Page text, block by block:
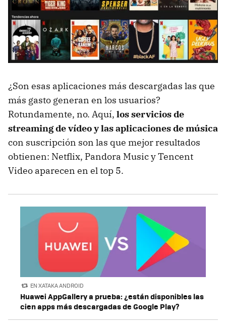
¿Son esas aplicaciones más descargadas las que
más gasto generan en los usuarios?
Rotundamente, no. Aquí, los servicios de
streaming de vídeo y las aplicaciones de música
con suscripción son las que mejor resultados
obtienen: Netflix, Pandora Music y Tencent
Video aparecen en el top 5.
EN XATAKA ANDROID
Huawei AppGallery a prueba: ¿están disponibles las
cien apps más descargadas de Google Play?